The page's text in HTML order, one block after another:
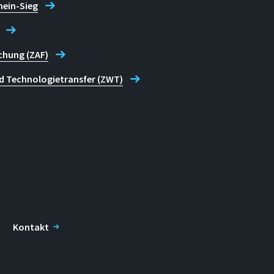
Sieg
(ZAF)
Technologietransfer (ZWT)
Kontakt